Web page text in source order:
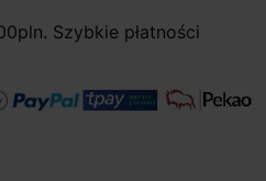
Szybkie płatności